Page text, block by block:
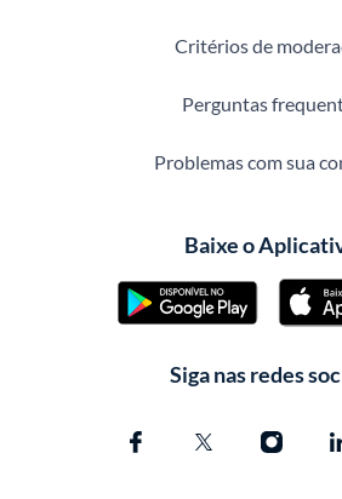
Critérios de
Perguntas
Problemas com sua
Baixe o
Siga nas redes